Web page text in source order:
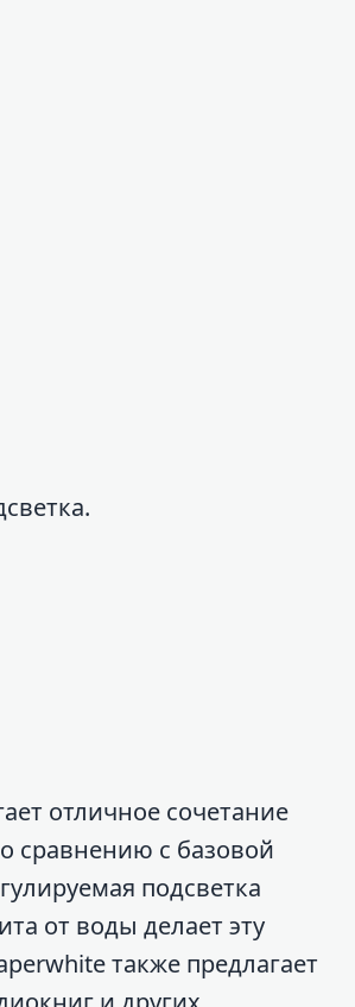
отличное сочетание
сравнению с базовой
подсветка
от воды делает эту
также предлагает